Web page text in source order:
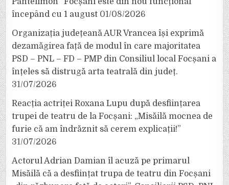
începând cu 1 august 01/08/2026
Organizația județeană AUR Vrancea își exprimă
dezamăgirea față de modul în care majoritatea
PSD – PNL – FD – PMP din Consiliul local Focșani a
înțeles să distrugă arta teatrală din județ.
31/07/2026
Reacția actriței Roxana Lupu după desființarea
trupei de teatru de la Focșani: „Misăilă mocnea de
furie că am îndrăznit să cerem explicații!”
31/07/2026
Actorul Adrian Damian îl acuză pe primarul
Misăilă că a desființat trupa de teatru din Focșani